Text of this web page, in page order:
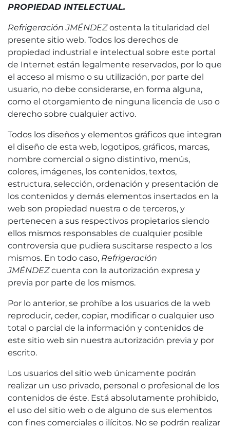
PROPIEDAD INTELECTUAL.
Refrigeración JMÉNDEZostenta la titularidad del
presente sitio web. Todos los derechos de
propiedad industrial e intelectual sobre este portal
de Internet están legalmente reservados, por lo que
el acceso al mismo o su utilización, por parte del
usuario, no debe considerarse, en forma alguna,
como el otorgamiento de ninguna licencia de uso o
derecho sobre cualquier activo.
Todos los diseños y elementos gráficos que integran
el diseño de esta web, logotipos, gráficos, marcas,
nombre comercial o signo distintivo, menús,
colores, imágenes, los contenidos, textos,
estructura, selección, ordenación y presentación de
los contenidos y demás elementos insertados en la
web son propiedad nuestra o de terceros, y
pertenecen a sus respectivos propietarios siendo
ellos mismos responsables de cualquier posible
controversia que pudiera suscitarse respecto a los
mismos. En todo caso, Refrigeración
JMÉNDEZcuenta con la autorización expresa y
previa por parte de los mismos.
Por lo anterior, se prohíbe a los usuarios de la web
reproducir, ceder, copiar, modificar o cualquier uso
total o parcial de la información y contenidos de
este sitio web sin nuestra autorización previa y por
escrito.
Los usuarios del sitio web únicamente podrán
realizar un uso privado, personal o profesional de los
contenidos de éste. Está absolutamente prohibido,
el uso del sitio web o de alguno de sus elementos
con fines comerciales o ilícitos. No se podrán realizar